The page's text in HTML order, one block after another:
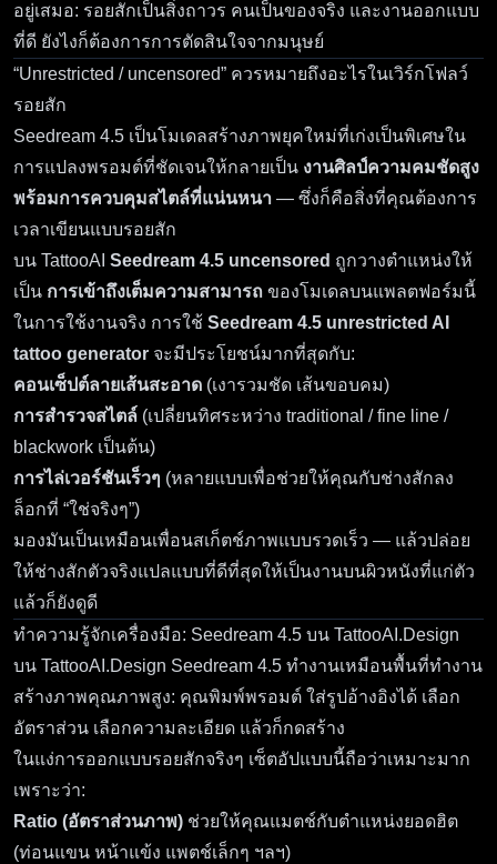
อยู่เสมอ: รอยสักเป็นสิ่งถาวร คนเป็นของจริง และงานออกแบบ
ที่ดี ยังไงก็ต้องการการตัดสินใจจากมนุษย์
“Unrestricted / uncensored” ควรหมายถึงอะไรในเวิร์กโฟลว์
รอยสัก
Seedream 4.5 เป็นโมเดลสร้างภาพยุคใหม่ที่เก่งเป็นพิเศษใน
การแปลงพรอมต์ที่ชัดเจนให้กลายเป็น งานศิลป์ความคมชัดสูง
พร้อมการควบคุมสไตล์ที่แน่นหนา — ซึ่งก็คือสิ่งที่คุณต้องการ
เวลาเขียนแบบรอยสัก
บน TattooAI Seedream 4.5 uncensored ถูกวางตำแหน่งให้
เป็น การเข้าถึงเต็มความสามารถ ของโมเดลบนแพลตฟอร์มนี้
ในการใช้งานจริง การใช้ Seedream 4.5 unrestricted AI
tattoo generator จะมีประโยชน์มากที่สุดกับ:
คอนเซ็ปต์ลายเส้นสะอาด (เงารวมชัด เส้นขอบคม)
การสำรวจสไตล์ (เปลี่ยนทิศระหว่าง traditional / fine line /
blackwork เป็นต้น)
การไล่เวอร์ชันเร็วๆ (หลายแบบเพื่อช่วยให้คุณกับช่างสักลง
ล็อกที่ “ใช่จริงๆ”)
มองมันเป็นเหมือนเพื่อนสเก็ตช์ภาพแบบรวดเร็ว — แล้วปล่อย
ให้ช่างสักตัวจริงแปลแบบที่ดีที่สุดให้เป็นงานบนผิวหนังที่แก่ตัว
แล้วก็ยังดูดี
ทำความรู้จักเครื่องมือ: Seedream 4.5 บน TattooAI.Design
บน TattooAI.Design Seedream 4.5 ทำงานเหมือนพื้นที่ทำงาน
สร้างภาพคุณภาพสูง: คุณพิมพ์พรอมต์ ใส่รูปอ้างอิงได้ เลือก
อัตราส่วน เลือกความละเอียด แล้วก็กดสร้าง
ในแง่การออกแบบรอยสักจริงๆ เซ็ตอัปแบบนี้ถือว่าเหมาะมาก
เพราะว่า:
Ratio (อัตราส่วนภาพ) ช่วยให้คุณแมตช์กับตำแหน่งยอดฮิต
(ท่อนแขน หน้าแข้ง แพตช์เล็กๆ ฯลฯ)